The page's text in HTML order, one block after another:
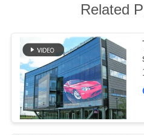
NIEUWS
VRAAG
EEN
OFFERTE
Related